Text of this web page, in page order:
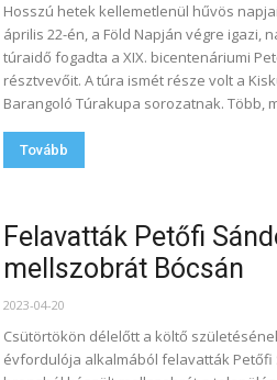
Hosszú hetek kellemetlenül hűvös
április 22-én, a Föld Napján végre igazi,
túraidő fogadta a XIX. bicentenáriumi
résztvevőit. A túra ismét része volt a
Barangoló Túrakupa sorozatnak. Több,
Tovább
Felavatták Petőfi
mellszobrát Bócsán
2023-04-20
Csütörtökön délelőtt a költő
évfordulója alkalmából felavatták Petőfi